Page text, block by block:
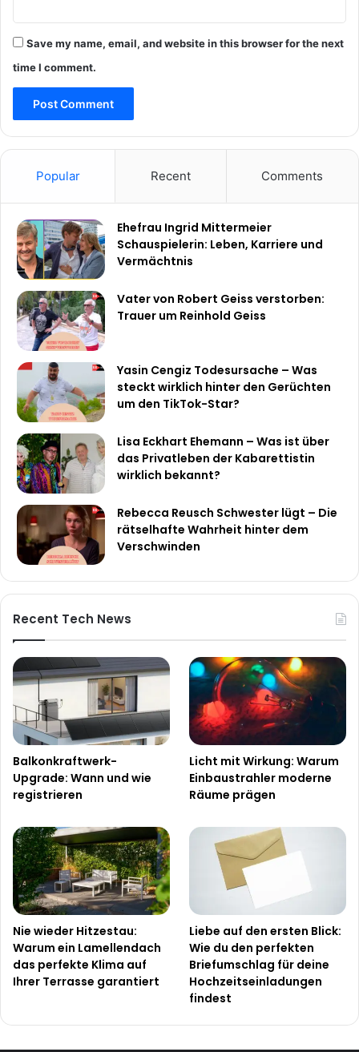
Save my name, email, and website in this browser for the next
time I comment.
Popular Recent Comments
Ehefrau Ingrid Mittermeier
Schauspielerin: Leben, Karriere und
Vermächtnis
Vater von Robert Geiss verstorben:
Trauer um Reinhold Geiss
Yasin Cengiz Todesursache – Was
steckt wirklich hinter den Gerüchten
um den TikTok-Star?
Lisa Eckhart Ehemann – Was ist über
das Privatleben der Kabarettistin
wirklich bekannt?
Rebecca Reusch Schwester lügt – Die
rätselhafte Wahrheit hinter dem
Verschwinden
Recent Tech News
Balkonkraftwerk-
Upgrade: Wann und wie
registrieren
Licht mit Wirkung: Warum
Einbaustrahler moderne
Räume prägen
Nie wieder Hitzestau:
Warum ein Lamellendach
das perfekte Klima auf
Ihrer Terrasse garantiert
Liebe auf den ersten Blick:
Wie du den perfekten
Briefumschlag für deine
Hochzeitseinladungen
findest